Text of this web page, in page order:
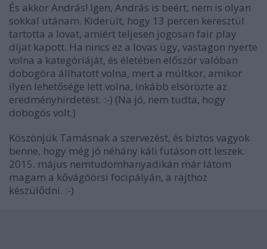
És akkor András! Igen, András is beért, nem is olyan
sokkal utánam. Kiderült, hogy 13 percen keresztül
tartotta a lovat, amiért teljesen jogosan fair play
díjat kapott. Ha nincs ez a lovas ügy, vastagon nyerte
volna a kategóriáját, és életében először valóban
dobogóra állhatott volna, mert a múltkor, amikor
ilyen lehetősége lett volna, inkább elsörözte az
eredményhirdetést. :-) (Na jó, nem tudta, hogy
dobogós volt.)
Köszönjük Tamásnak a szervezést, és biztos vagyok
benne, hogy még jó néhány káli futáson ott leszek.
2015. május nemtudomhanyadikán már látom
magam a kővágóörsi focipályán, a rajthoz
készülődni. :-)